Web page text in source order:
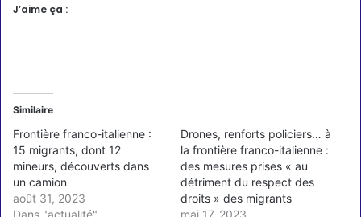
J’aime ça :
Similaire
Frontière franco-italienne :
15 migrants, dont 12
mineurs, découverts dans
un camion
août 31, 2023
Drones, renforts policiers… à
la frontière franco-italienne :
des mesures prises « au
détriment du respect des
droits » des migrants